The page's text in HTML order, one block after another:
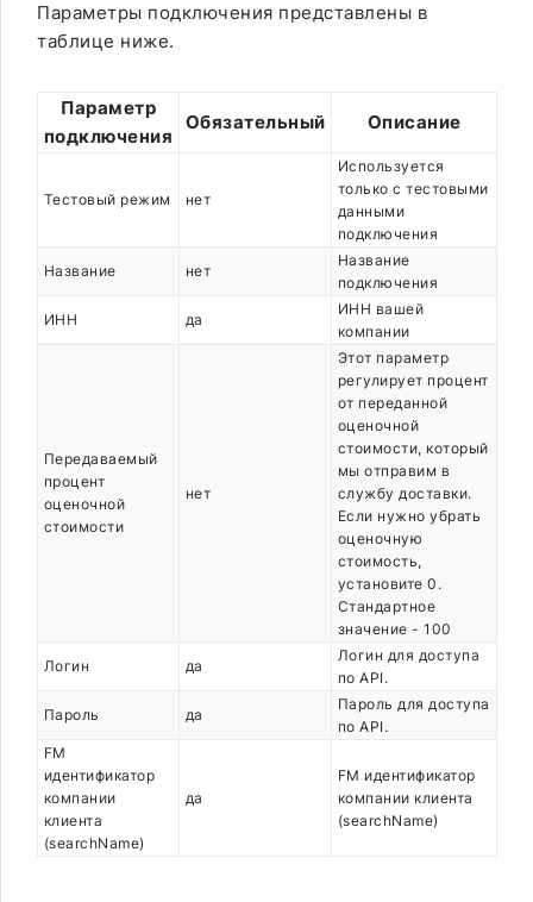
Параметры подключения представлены в
таблице ниже.
Параметр
подключения
Обязательный Описание
Тестовый режим нет
Используется
только с тестовыми
данными
подключения
Название нет
Название
подключения
ИНН да
ИНН вашей
компании
Передаваемый
процент
оценочной
стоимости
нет
Этот параметр
регулирует процент
от переданной
оценочной
стоимости, который
мы отправим в
службу доставки.
Если нужно убрать
оценочную
стоимость,
установите 0.
Стандартное
значение - 100
Логин да
Логин для доступа
по API.
Пароль да
Пароль для доступа
по API.
FM
идентификатор
компании
клиента
(searchName)
да
FM идентификатор
компании клиента
(searchName)